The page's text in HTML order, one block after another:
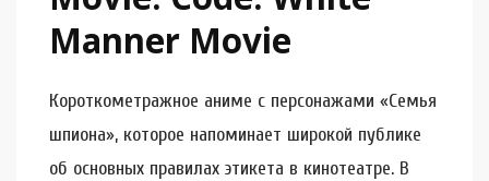
Manner Movie
Короткометражное аниме с персонажами «Семья
шпиона», которое напоминает широкой публике
об основных правилах этикета в кинотеатре. В